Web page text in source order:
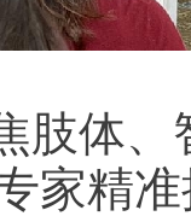
肢体
家精